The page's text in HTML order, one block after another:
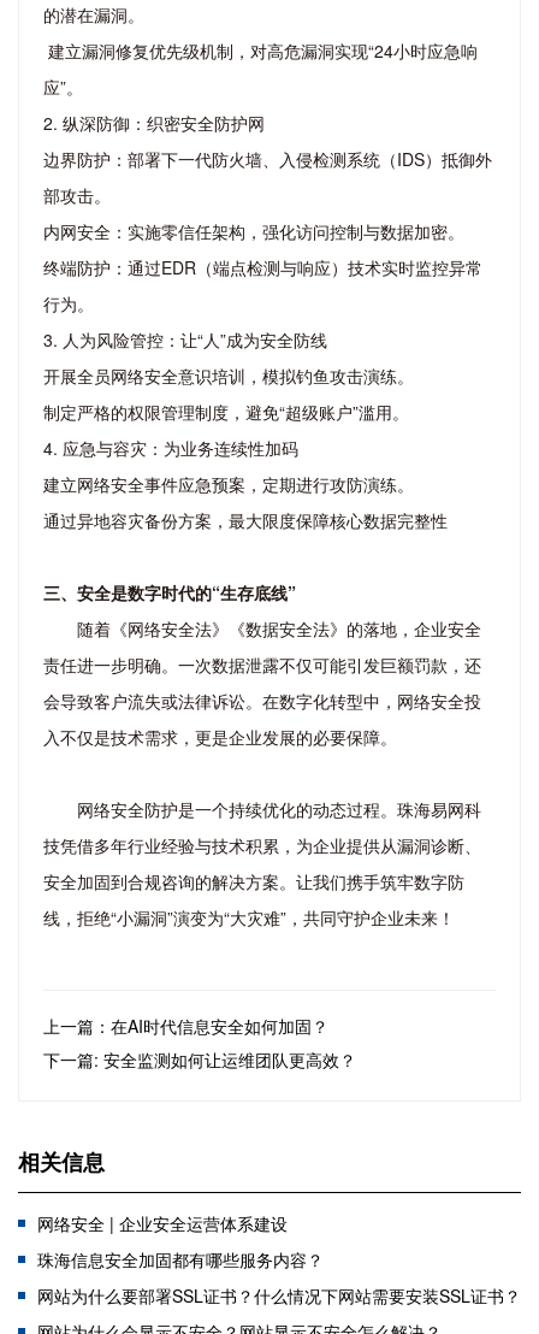
的潜在漏洞。
建立漏洞修复优先级机制，对高危漏洞实现“24小时应急响
应”。
2. 纵深防御：织密安全防护网
边界防护：部署下一代防火墙、入侵检测系统（IDS）抵御外
部攻击。
内网安全：实施零信任架构，强化访问控制与数据加密。
终端防护：通过EDR（端点检测与响应）技术实时监控异常
行为。
3. 人为风险管控：让“人”成为安全防线
开展全员网络安全意识培训，模拟钓鱼攻击演练。
制定严格的权限管理制度，避免“超级账户”滥用。
4. 应急与容灾：为业务连续性加码
建立网络安全事件应急预案，定期进行攻防演练。
通过异地容灾备份方案，最大限度保障核心数据完整性
三、安全是数字时代的“生存底线”
随着《网络安全法》《数据安全法》的落地，企业安全
责任进一步明确。一次数据泄露不仅可能引发巨额罚款，还
会导致客户流失或法律诉讼。在数字化转型中，网络安全投
入不仅是技术需求，更是企业发展的必要保障。
网络安全防护是一个持续优化的动态过程。珠海易网科
技凭借多年行业经验与技术积累，为企业提供从漏洞诊断、
安全加固到合规咨询的解决方案。让我们携手筑牢数字防
线，拒绝“小漏洞”演变为“大灾难”，共同守护企业未来！
上一篇：在AI时代信息安全如何加固？
下一篇: 安全监测如何让运维团队更高效？
相关信息
网络安全 | 企业安全运营体系建设
珠海信息安全加固都有哪些服务内容？
网站为什么要部署SSL证书？什么情况下网站需要安装SSL证书？